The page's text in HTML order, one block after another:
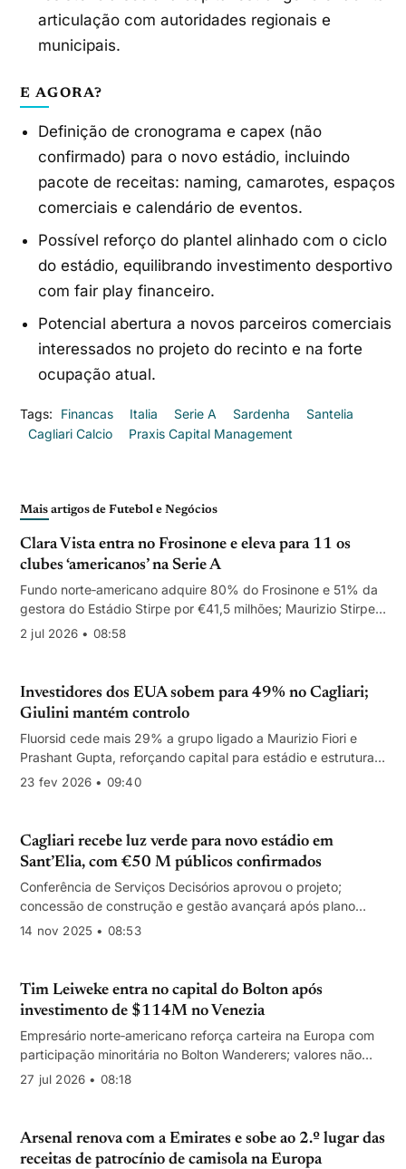
articulação com autoridades regionais e
municipais.
E AGORA?
Definição de cronograma e capex (não
confirmado) para o novo estádio, incluindo
pacote de receitas: naming, camarotes, espaços
comerciais e calendário de eventos.
Possível reforço do plantel alinhado com o ciclo
do estádio, equilibrando investimento desportivo
com fair play financeiro.
Potencial abertura a novos parceiros comerciais
interessados no projeto do recinto e na forte
ocupação atual.
Tags: Financas Italia Serie A Sardenha
Santelia
Cagliari Calcio
Praxis Capital Management
Mais artigos de Futebol e Negócios
Clara Vista entra no Frosinone e eleva para 11 os
clubes ‘americanos’ na Serie A
Fundo norte‑americano adquire 80% do Frosinone e 51% da
gestora do Estádio Stirpe por €41,5 milhões; Maurizio Stirpe
mantém 20% e gestão até 2028.
2 jul 2026 • 08:58
Investidores dos EUA sobem para 49% no Cagliari;
Giulini mantém controlo
Fluorsid cede mais 29% a grupo ligado a Maurizio Fiori e
Prashant Gupta, reforçando capital para estádio e estrutura
do clube.
23 fev 2026 • 09:40
Cagliari recebe luz verde para novo estádio em
Sant’Elia, com €50 M públicos confirmados
Conferência de Serviços Decisórios aprovou o projeto;
concessão de construção e gestão avançará após plano
económico-financeiro do clube
14 nov 2025 • 08:53
Tim Leiweke entra no capital do Bolton após
investimento de $114M no Venezia
Empresário norte‑americano reforça carteira na Europa com
participação minoritária no Bolton Wanderers; valores não
divulgados e impacto limitado no orçamento desportivo.
27 jul 2026 • 08:18
Arsenal renova com a Emirates e sobe ao 2.º lugar das
receitas de patrocínio de camisola na Europa